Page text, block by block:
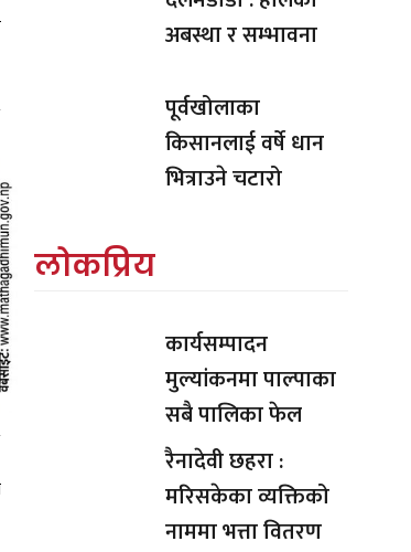
अबस्था र सम्भावना
पूर्वखोलाका
किसानलाई वर्षे धान
भित्राउने चटारो
लोकप्रिय
कार्यसम्पादन
मुल्यांकनमा पाल्पाका
सबै पालिका फेल
रैनादेवी छहरा :
मरिसकेका व्यक्तिको
नाममा भत्ता वितरण